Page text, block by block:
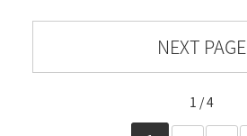
NEXT PAGE
1 / 4